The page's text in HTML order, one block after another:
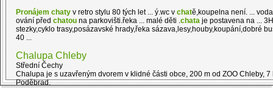
Pronájem chaty v retro stylu 80 tých let ... ý.wc v chatě,koupelna není. ...
ování před chatou na parkovišti.řeka ... malé děti .chata je postavena na ...
stezky,cyklo trasy,posázavské hrady,řeka sázava,lesy,houby,koupání,dobré
40 ...
Chalupa Chleby
Střední Čechy
Chalupa je s uzavřeným dvorem v klidné části obce, 200 m od ZOO Chleby,
Poděbrad.